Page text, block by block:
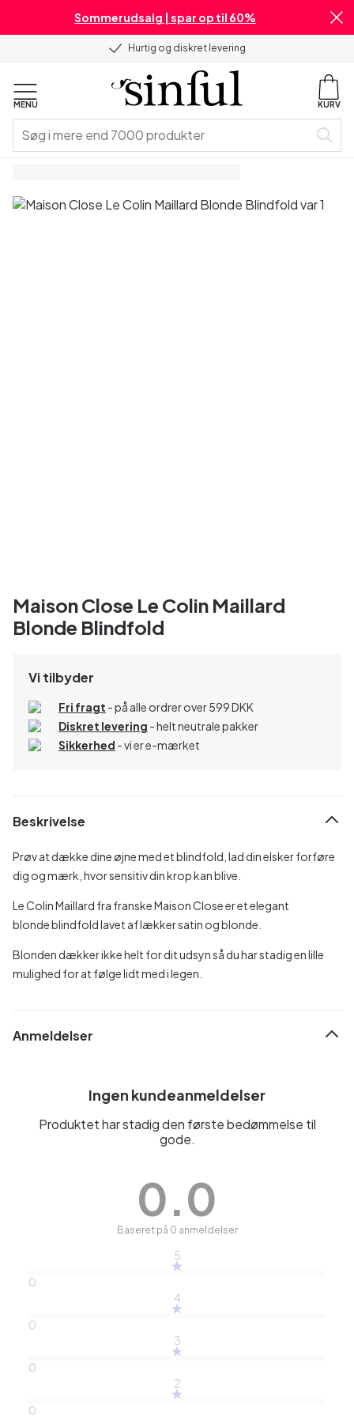
Sommerudsalg | spar op til 60%
Hurtig og diskret levering
MENU KURV
Maison Close Le Colin Maillard
Blonde Blindfold
Vi tilbyder
Fri fragt - på alle ordrer over 599 DKK
Diskret levering - helt neutrale pakker
Sikkerhed - vi er e-mærket
Beskrivelse
Prøv at dække dine øjne med et blindfold, lad din elsker forføre
dig og mærk, hvor sensitiv din krop kan blive.
Le Colin Maillard fra franske Maison Close er et elegant
blonde blindfold lavet af lækker satin og blonde.
Blonden dækker ikke helt for dit udsyn så du har stadig en lille
mulighed for at følge lidt med i legen.
Anmeldelser
Ingen kundeanmeldelser
Produktet har stadig den første bedømmelse til
gode.
0.0
Baseret på 0 anmeldelser
5
0
4
0
3
0
2
0